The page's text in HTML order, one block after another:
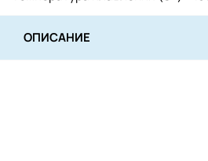
ОПИСАНИЕ